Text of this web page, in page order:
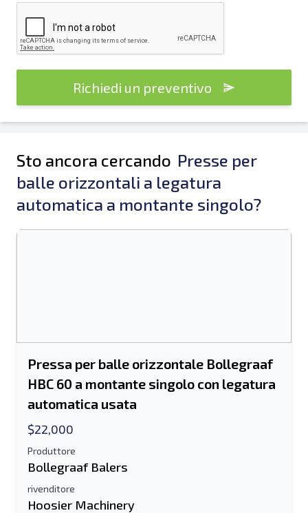
Richiedi un preventivo
Sto ancora cercando Presse per
balle orizzontali a legatura
automatica a montante singolo?
Pressa per balle orizzontale Bollegraaf
HBC 60 a montante singolo con legatura
automatica usata
$22,000
Produttore
Bollegraaf Balers
rivenditore
Hoosier Machinery